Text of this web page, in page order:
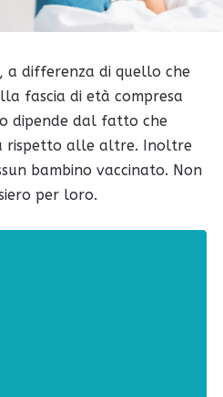
a differenza di quello che
fascia di età compresa
dipende dal fatto che
rispetto alle altre. Inoltre
bambino vaccinato. Non
per loro.